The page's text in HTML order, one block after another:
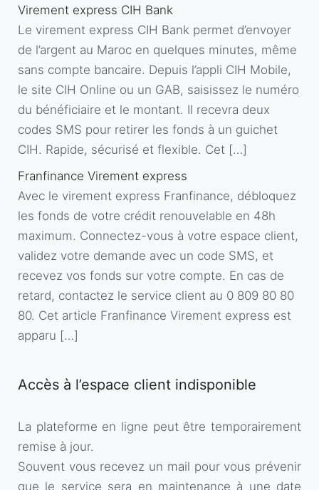
Virement express CIH Bank
Le virement express CIH Bank permet d’envoyer
de l’argent au Maroc en quelques minutes, même
sans compte bancaire. Depuis l’appli CIH Mobile,
le site CIH Online ou un GAB, saisissez le numéro
du bénéficiaire et le montant. Il recevra deux
codes SMS pour retirer les fonds à un guichet
CIH. Rapide, sécurisé et flexible. Cet […]
Franfinance Virement express
Avec le virement express Franfinance, débloquez
les fonds de votre crédit renouvelable en 48h
maximum. Connectez-vous à votre espace client,
validez votre demande avec un code SMS, et
recevez vos fonds sur votre compte. En cas de
retard, contactez le service client au 0 809 80 80
80. Cet article Franfinance Virement express est
apparu […]
Accès à l’espace client indisponible
La plateforme en ligne peut être temporairement
remise à jour.
Souvent vous recevez un mail pour vous prévenir
que le service sera en maintenance à une date